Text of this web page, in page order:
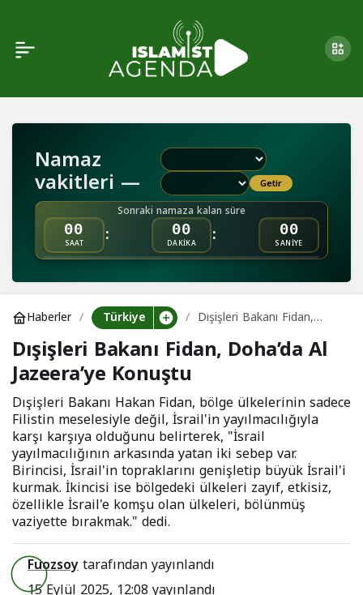
Namaz
vakitleri — Getir
Sonraki namaza kalan süre
00
SAAT : 00
DAKİKA : 00
SANİYE
Haberler Türkiye
Dışişleri Bakanı Fidan,
Doha’da Al Jazeera’ye
Konuştu
Dışişleri Bakanı Fidan, Doha’da Al
Jazeera’ye Konuştu
Dışişleri Bakanı Hakan Fidan, bölge ülkelerinin sadece
Filistin meselesiyle değil, İsrail'in yayılmacılığıyla
karşı karşıya olduğunu belirterek, "İsrail
yayılmacılığının arkasında yatan iki sebep var.
Birincisi, İsrail'in topraklarını genişletip büyük İsrail'i
kurmak. İkincisi ise bölgedeki ülkeleri zayıf, etkisiz,
özellikle İsrail'e komşu olan ülkeleri, bölünmüş
vaziyette bırakmak." dedi.
Fuozsoytarafından yayınlandı
15 Eylül 2025, 12:08yayınlandı
Doha’da Al Jazeera’ye